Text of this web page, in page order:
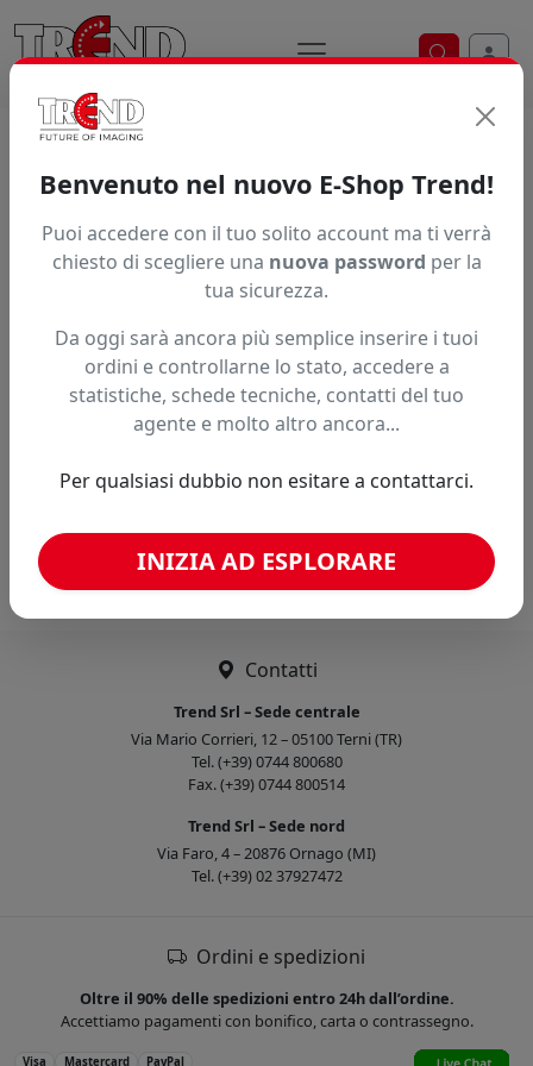
Ricerca
Articolo non trovato.
Hai trovato questo prodotto ad un prezzo più basso?
Fai una segnalazione
Confronta con articoli simili
Caricamento confronto...
Contatti
Trend Srl – Sede centrale
Via Mario Corrieri, 12 – 05100 Terni (TR)
Tel. (+39) 0744 800680
Fax. (+39) 0744 800514
Trend Srl – Sede nord
Via Faro, 4 – 20876 Ornago (MI)
Tel. (+39) 02 37927472
Ordini e spedizioni
Oltre il 90% delle spedizioni entro 24h dall’ordine.
Accettiamo pagamenti con bonifico, carta o contrassegno.
Visa Mastercard PayPal
Benvenuto nel nuovo E-Shop Trend!
Puoi accedere con il tuo solito account ma ti verrà
chiesto di scegliere una nuova password per la
tua sicurezza.
Da oggi sarà ancora più semplice inserire i tuoi
ordini e controllarne lo stato, accedere a
statistiche, schede tecniche, contatti del tuo
agente e molto altro ancora...
Per qualsiasi dubbio non esitare a contattarci.
INIZIA AD ESPLORARE